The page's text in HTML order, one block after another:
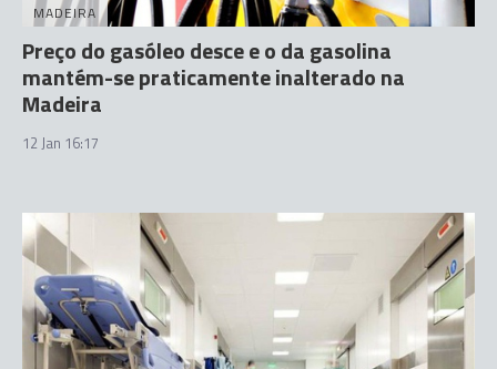
MADEIRA
Preço do gasóleo desce e o da gasolina
mantém-se praticamente inalterado na
Madeira
12 Jan 16:17